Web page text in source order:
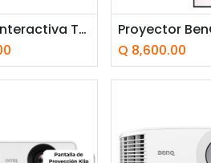
Pantalla Interactiva Táctil 75" RE7504 BenQ 4K UHD IPS USB-C Android
Añadir a
Q 8,600.00